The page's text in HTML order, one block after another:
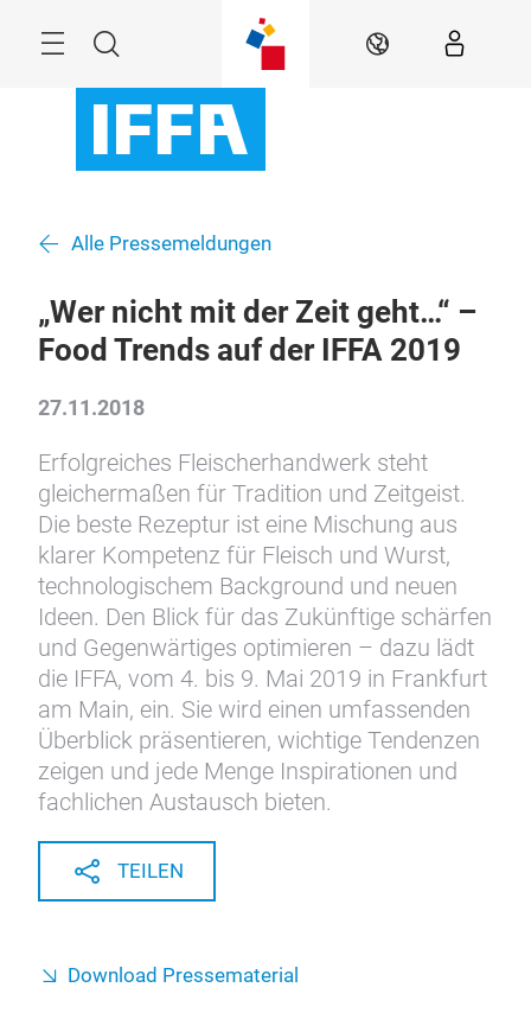
Suche DE
Alle Pressemeldungen
„Wer nicht mit der Zeit geht…“ –
Food Trends auf der IFFA 2019
27.11.2018
Erfolgreiches Fleischerhandwerk steht
gleichermaßen für Tradition und Zeitgeist.
Die beste Rezeptur ist eine Mischung aus
klarer Kompetenz für Fleisch und Wurst,
technologischem Background und neuen
Ideen. Den Blick für das Zukünftige schärfen
und Gegenwärtiges optimieren – dazu lädt
die IFFA, vom 4. bis 9. Mai 2019 in Frankfurt
am Main, ein. Sie wird einen umfassenden
Überblick präsentieren, wichtige Tendenzen
zeigen und jede Menge Inspirationen und
fachlichen Austausch bieten.
TEILEN
Download Pressematerial